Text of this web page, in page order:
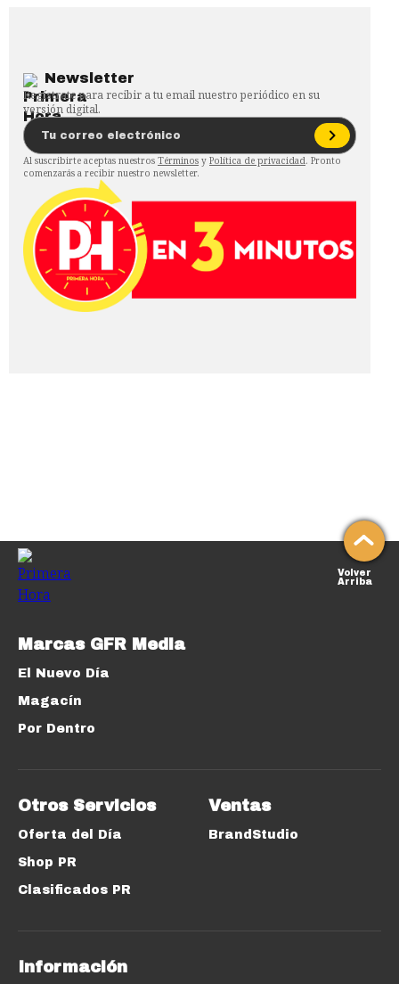
Newsletter
Regístrate para recibir a tu email nuestro periódico en su
versión digital.
Al suscribirte aceptas nuestros Términos y Política de privacidad. Pronto
comenzarás a recibir nuestro newsletter.
Volver
Arriba
Marcas GFR Media
El Nuevo Día
Magacín
Por Dentro
Otros Servicios
Oferta del Día
Shop PR
Clasificados PR
Ventas
BrandStudio
Información